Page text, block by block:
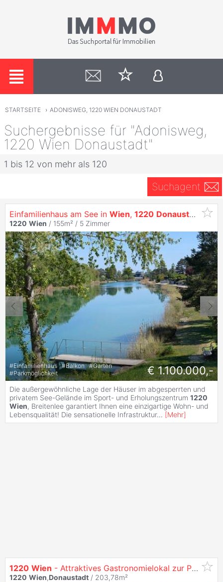
STARTSEITE › ADONISWEG, 1220 WIEN DONAUSTADT
Suchergebnisse für "Adonisweg,
1220 Wien Donaustadt"
1 bis 12 von mehr als 120
Suchagent
Einfamilienhaus am See in Wien, 1220 Donaustadt
1220 Wien / 155m² / 5 Zimmer
#Einfamilienhaus #Balkon #Garten
#Parkmöglichkeit € 1.100.000,-
Die außergewöhnliche Lage der Häuser im abgesperrten und
privatem See-Gelände im Sport- und Erholungszentrum 1220
Wien, Breitenlee garantiert Ihnen eine einzigartige Wohn- und
Lebensqualität! Die sensationelle Infrastruktur... [Mehr]
1220 Wien - Attraktives Gastronomielokal zur Pacht in belebter Straße der
1220 Wien,Donaustadt / 203,78m²